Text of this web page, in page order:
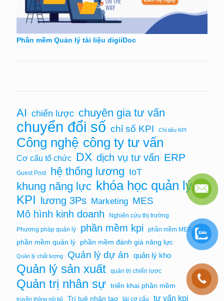
Phần mềm Quản lý tài liệu digiiDoc
AI chiến lược chuyên gia tư vấn
chuyển đổi số chỉ số KPI Chỉ tiêu KPI
Công nghệ công ty tư vấn
Cơ cấu tổ chức DX dịch vụ tư vấn ERP
Guest Post hệ thống lương IoT
khung năng lực khóa học quản lý
KPI lương 3Ps Marketing MES
Mô hình kinh doanh
Nghiên cứu thị trường
Phương pháp quản lý
phần mềm kpi phần mềm MES
phần mềm quản lý phần mềm đánh giá năng lực
Quản lý chất lượng Quản lý dự án quản lý kho
Quản lý sản xuất quản trị chiến lược
Quản trị nhân sự triển khai phần mềm
truyền thông nội bộ Trí tuệ nhân tạo tái cơ cấu tư vấn kpi